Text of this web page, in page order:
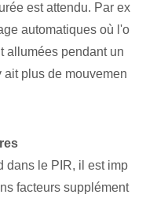
est attendu. Par ex
automatiques où l'o
allumées pendant un
plus de mouvemen
dans le PIR, il est imp
facteurs supplément